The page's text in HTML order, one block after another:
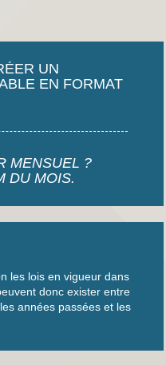
UN
EN FORMAT
MENSUEL ?
DU MOIS.
les lois en vigueur dans
donc exister entre
années passées et les